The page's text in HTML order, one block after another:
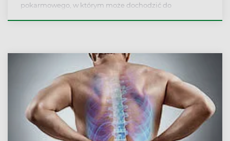
pokarmowego, w którym może dochodzić do